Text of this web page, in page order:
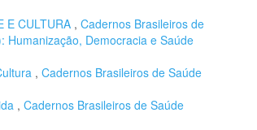
E CULTURA , Cadernos Brasileiros de
Humanização, Democracia e Saúde
, Cadernos Brasileiros de Saúde
, Cadernos Brasileiros de Saúde